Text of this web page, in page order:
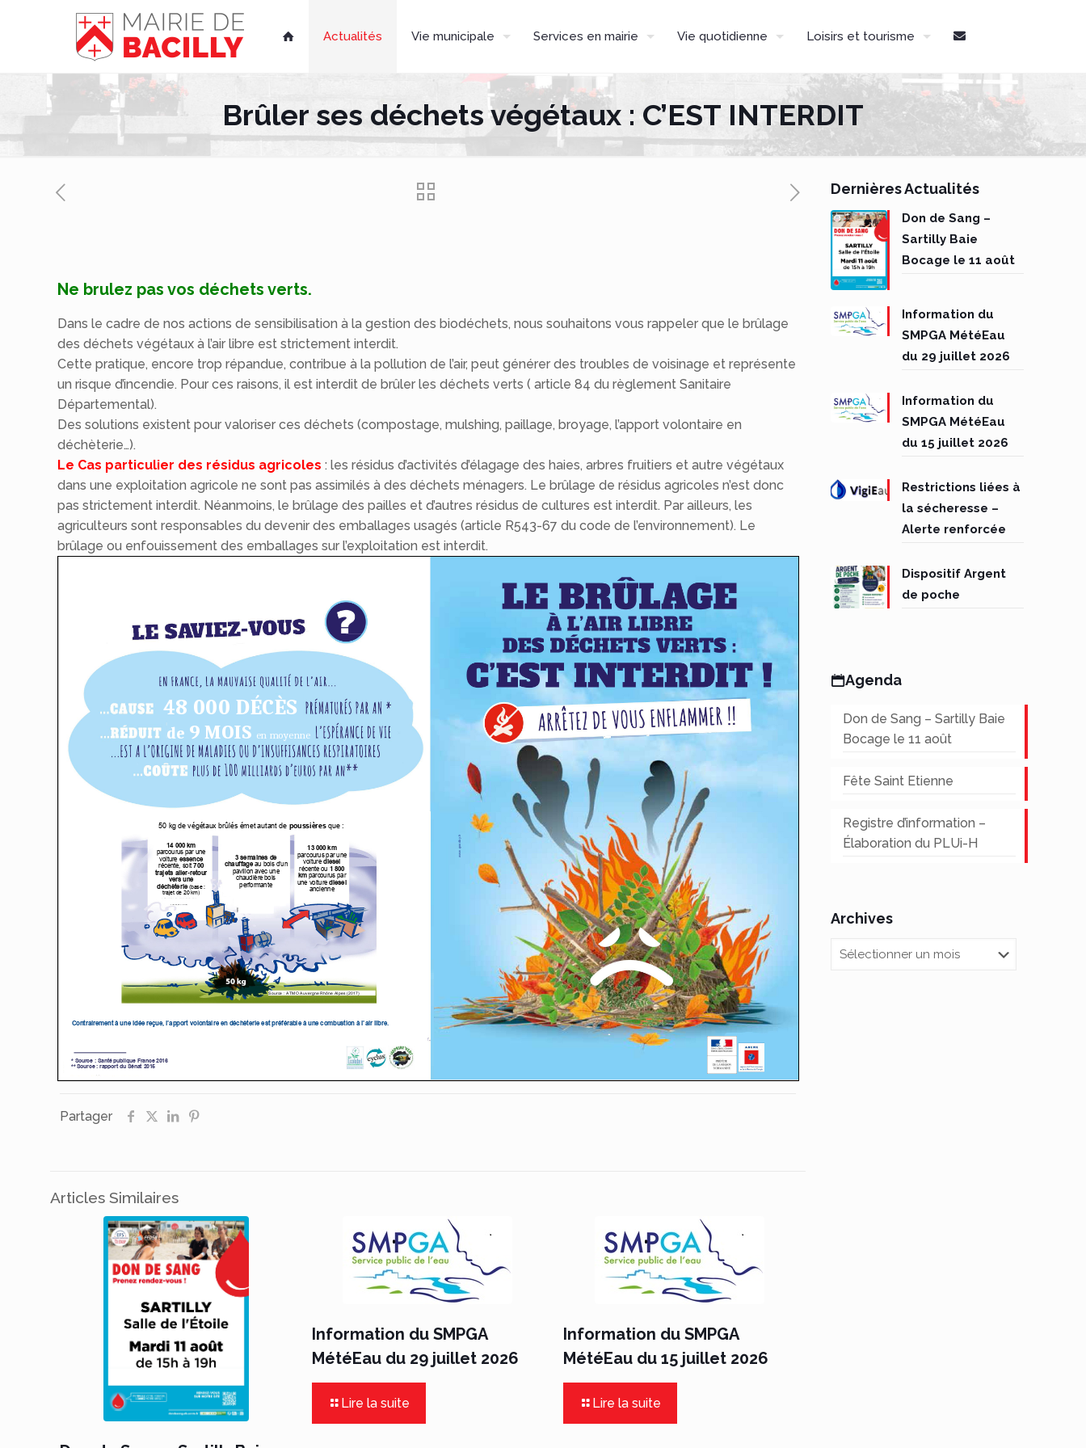
 Actualités Vie municipale Services en mairie Vie quotidienne Loisirs et tourisme
Brûler ses déchets végétaux : C’EST INTERDIT
Ne brulez pas vos déchets verts.
Dans le cadre de nos actions de sensibilisation à la gestion des biodéchets, nous souhaitons vous rappeler que le brûlage
des déchets végétaux à l’air libre est strictement interdit.
Cette pratique, encore trop répandue, contribue à la pollution de l’air, peut générer des troubles de voisinage et représente
un risque d’incendie. Pour ces raisons, il est interdit de brûler les déchets verts ( article 84 du règlement Sanitaire
Départemental).
Des solutions existent pour valoriser ces déchets (compostage, mulshing, paillage, broyage, l’apport volontaire en
déchèterie…).
Le Cas particulier des résidus agricoles : les résidus d’activités d’élagage des haies, arbres fruitiers et autre végétaux
dans une exploitation agricole ne sont pas assimilés à des déchets ménagers. Le brûlage de résidus agricoles n’est donc
pas strictement interdit. Néanmoins, le brûlage des pailles et d’autres résidus de cultures est interdit. Par ailleurs, les
agriculteurs sont responsables du devenir des emballages usagés (article R543-67 du code de l’environnement). Le
brûlage ou enfouissement des emballages sur l’exploitation est interdit.
Partager
Articles Similaires
Information du SMPGA
MétéEau du 29 juillet 2026
Lire la suite
Information du SMPGA
MétéEau du 15 juillet 2026
Lire la suite
Dernières Actualités
Don de Sang –
Sartilly Baie
Bocage le 11 août
Information du
SMPGA MétéEau
du 29 juillet 2026
Information du
SMPGA MétéEau
du 15 juillet 2026
Restrictions liées à
la sécheresse –
Alerte renforcée
Dispositif Argent
de poche
Agenda
Don de Sang – Sartilly Baie
Bocage le 11 août
Fête Saint Etienne
Registre d’information –
Élaboration du PLUi-H
Archives
Archives